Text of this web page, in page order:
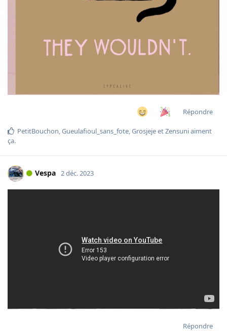
Répondre
PetitBouchon,Gueulafioul_sans_fote,GrosjejeetZensuniaiment
ça.
Vespa 2 déc. 2023
Répondre